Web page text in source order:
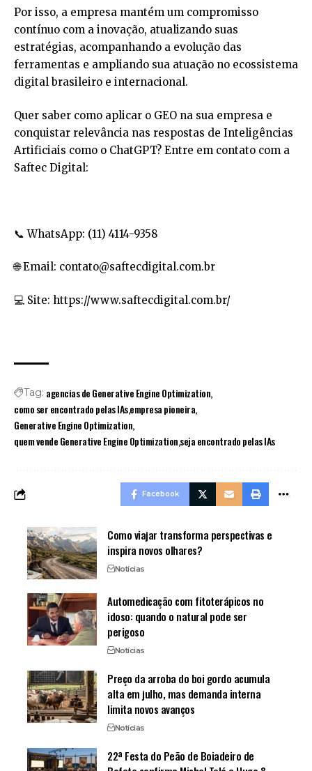
Por isso, a empresa mantém um compromisso
contínuo com a inovação, atualizando suas
estratégias, acompanhando a evolução das
ferramentas e ampliando sua atuação no ecossistema
digital brasileiro e internacional.
Quer saber como aplicar o GEO na sua empresa e
conquistar relevância nas respostas de Inteligências
Artificiais como o ChatGPT? Entre em contato com a
Saftec Digital:
📞 WhatsApp: (11) 4114-9358
🌐 Email: contato@saftecdigital.com.br
💻 Site: https://www.saftecdigital.com.br/
Tag: agencias de Generative Engine Optimization
como ser encontrado pelas IAsempresa pioneira
Generative Engine Optimization
quem vende Generative Engine Optimizationseja encontrado pelas IAs
Facebook
Como viajar transforma perspectivas e
inspira novos olhares?
Notícias
Automedicação com fitoterápicos no
idoso: quando o natural pode ser
perigoso
Notícias
Preço da arroba do boi gordo acumula
alta em julho, mas demanda interna
limita novos avanços
Notícias
22ª Festa do Peão de Boiadeiro de